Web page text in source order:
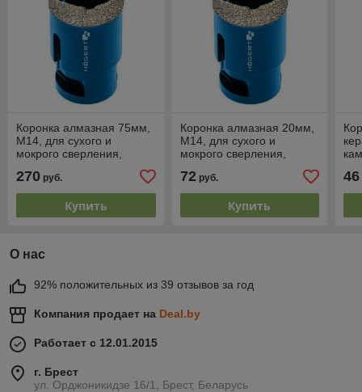
Коронка алмазная 75мм,
М14, для сухого и
мокрого сверления,
270 руб.
Купить
Коронка алмазная 20мм,
М14, для сухого и
мокрого сверления,
72руб.
Купить
46
О нас
92% положительных из 39 отзывов за год
Компания продает на Deal.by
Работает с 12.01.2015
г. Брест
ул. Орджоникидзе 16/1, Брест, Беларусь